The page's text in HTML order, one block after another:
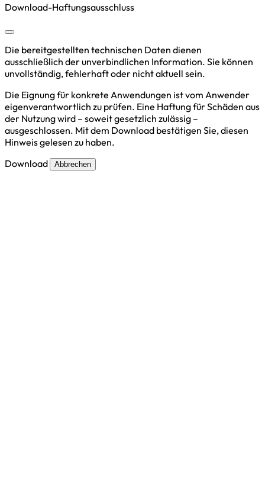
Download-Haftungsausschluss
Die bereitgestellten technischen Daten dienen
ausschließlich der unverbindlichen Information. Sie können
unvollständig, fehlerhaft oder nicht aktuell sein.
Die Eignung für konkrete Anwendungen ist vom Anwender
eigenverantwortlich zu prüfen. Eine Haftung für Schäden aus
der Nutzung wird – soweit gesetzlich zulässig –
ausgeschlossen. Mit dem Download bestätigen Sie, diesen
Hinweis gelesen zu haben.
Download
Abbrechen